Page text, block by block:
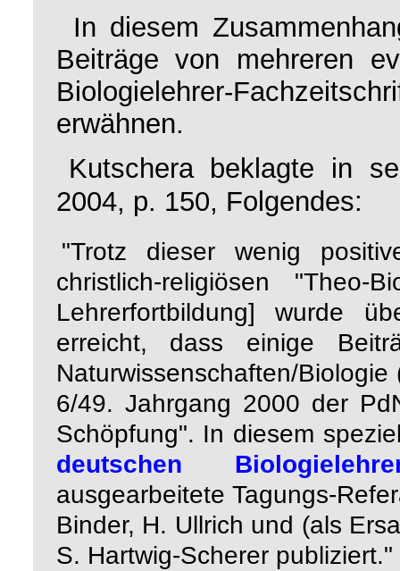
In diesem
Beiträge von mehreren
Biologielehrer-
erwähnen.
Kutschera beklagte in
2004, p. 150, Folgendes:
"Trotz dieser wenig
christlich-religiösen
Lehrerfortbildung] wurde
erreicht, dass einige
Naturwissenschaften/Biologie
6/49. Jahrgang 2000 der
Schöpfung". In diesem
deutschen
ausgearbeitete Tagungs-
Binder, H. Ullrich und (als
S. Hartwig-Scherer publiziert."